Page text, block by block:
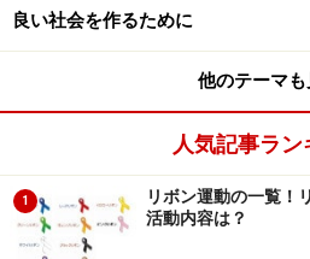
良い社会を作るために
他のテーマも
人気記事ラン
1
リボン運動の一覧！
活動内容は？